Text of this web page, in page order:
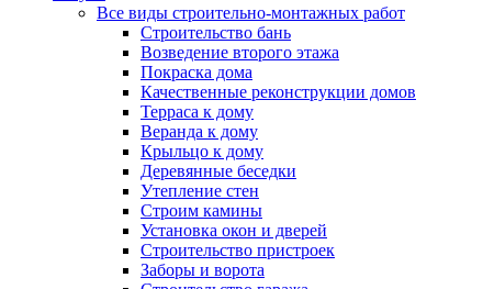
Все виды строительно-монтажных работ
Строительство бань
Возведение второго этажа
Покраска дома
Качественные реконструкции домов
Терраса к дому
Веранда к дому
Крыльцо к дому
Деревянные беседки
Утепление стен
Строим камины
Установка окон и дверей
Строительство пристроек
Заборы и ворота